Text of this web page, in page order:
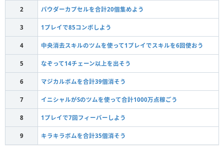
2 パウダーカプセルを合計20個集めよう
3 1プレイで85コンボしよう
4 中央消去スキルのツムを使って1プレイでスキルを6回使おう
5 なぞって14チェーン以上を出そう
6 マジカルボムを合計39個消そう
7 イニシャルがSのツムを使って合計1000万点稼ごう
8 1プレイで7回フィーバーしよう
9 キラキラボムを合計35個消そう